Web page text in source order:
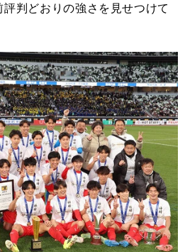
判どおりの強さを見せつけて